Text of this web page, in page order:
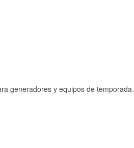
generadores y equipos de temporada.